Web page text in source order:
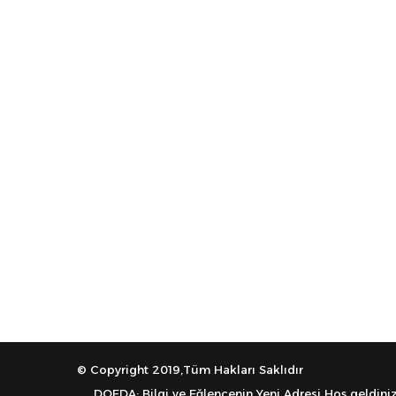
© Copyright 2019,Tüm Hakları Saklıdır